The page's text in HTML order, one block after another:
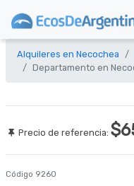
Alquileres en Necochea
Departamento en
Precio de referencia:
Código 9260